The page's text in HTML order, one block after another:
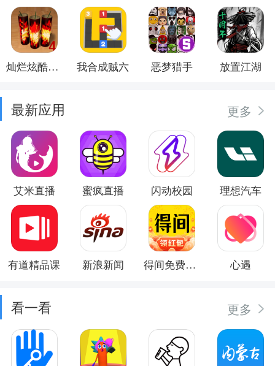
灿烂炫酷模拟器 我合成贼六 恶梦猎手 放置江湖
最新应用 更多
艾米直播 蜜疯直播 闪动校园 理想汽车
有道精品课 新浪新闻 得间免费小说 心遇
看一看 更多